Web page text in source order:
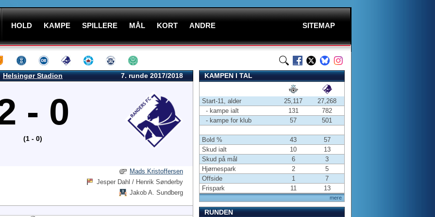
HOLD KAMPE SPILLERE MÅL KORT ANDRE SITEMAP
Helsingør Stadion 7. runde 2017/2018
- 0
(1 - 0)
Mads Kristoffersen
Jesper Dahl / Henrik Sønderby
Jakob A. Sundberg
KAMPEN I TAL
mere
Start-11, alder 25,117
27,268
- kampe ialt
131
782
- kampe for klub
57 501
Bold % 43
57
Skud ialt
10
13
Skud på mål
6
3
Hjørnespark
2
5
Offside
1
7
Frispark
11 13
RUNDEN